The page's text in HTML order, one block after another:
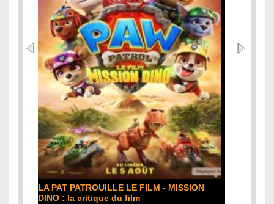
DE LA COMÉDIE-FRANÇAISE : la critique du
film